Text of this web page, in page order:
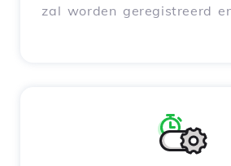
zal worden geregistreerd